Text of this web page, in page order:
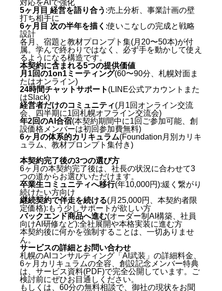
対応をAIで強化
5ヶ月目 経営を語り合う :売上分析、事業計画の壁
打ち相手に
6ヶ月目 次の半年を描く :使いこなしの完成と戦略
設計
各月、宿題と教材プロンプト集(月20〜50本)が付
属。学んで終わりではなく、必ず手を動かして使え
るようになる構造です。
本契約に含まれる5つの提供価値
月1回の1on1ミーティング(60〜90分、札幌対面ま
たはオンライン)
24時間チャットサポート (LINE公式アカウントまた
はSlack)
経営者だけのコミュニティ(月1回オンライン交流
会、四半期に1回札幌オフライン交流会)
年2回のAI合宿(本契約期間中に1回ご参加可能、創
設価格メンバーは初回参加費無料)
6ヶ月の体系的カリキュラム(Foundation月別カリキ
ュラム、教材プロンプト集付き)
本契約完了後の3つの選び方
6ヶ月の本契約完了後は、社長の状況に合わせて3
つの道からお選びいただけます。
卒業生コミュニティへ移行(年10,000円):緩く繋がり
続けたい方向け
継続契約で伴走を続ける(月25,000円、本契約者限
定価格):もう少しサポートが欲しい方
バックエンド商品へ進む(オーダー制AI構築、社員
向けAI研修など):全社展開や本格実装に進む方
本契約後に何かを強制することは、一切ありませ
ん。
サービスの詳細とお問い合わせ
札幌のAIコンサルティング「AI武装」の詳細料金、
6ヶ月カリキュラムの全容、創設記念メンバー特典
は、サービス資料(PDF)で完全公開しています。ご
検討前にぜひお目通しください。
もしくは、60分の無料相談で、御社の現状をお聞